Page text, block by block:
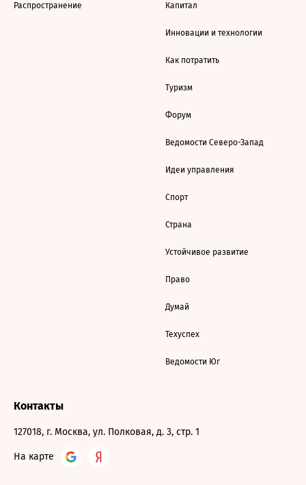
Распространение Капитал
Инновации и технологии
Как потратить
Туризм
Форум
Ведомости Северо-Запад
Идеи управления
Спорт
Страна
Устойчивое развитие
Право
Думай
Техуспех
Ведомости Юг
Контакты
127018, г. Москва, ул. Полковая, д. 3, стр. 1
На карте